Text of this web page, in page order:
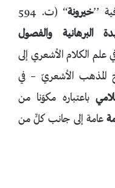
’’خيرونة
‘‘ (ت. 594
البرهانية والفصول
علم الكلام الأشعري إلى
المذهب الأشعريّ – في
باعتباره مكوّنا من
عامة إلى جانب كلٍّ من